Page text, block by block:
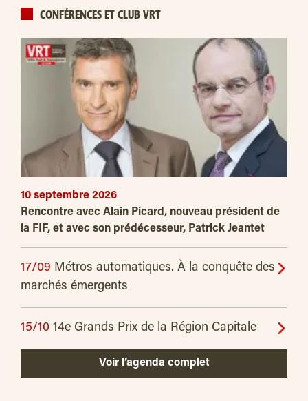
CONFÉRENCES ET CLUB VRT
10 septembre 2026
Rencontre avec Alain Picard, nouveau président de
la FIF, et avec son prédécesseur, Patrick Jeantet
17/09 Métros automatiques. À la conquête des
marchés émergents
15/10 14e Grands Prix de la Région Capitale
Voir l’agenda complet